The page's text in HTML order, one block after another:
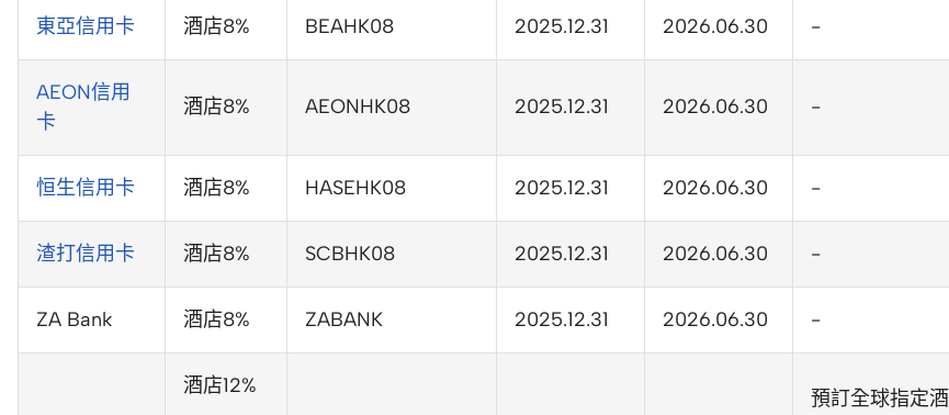
東亞信用卡 酒店8% BEAHK08 2025.12.31 2026.06.30 -
AEON信用
卡
酒店8% AEONHK08 2025.12.31 2026.06.30 -
恒生信用卡 酒店8% HASEHK08 2025.12.31 2026.06.30 -
渣打信用卡 酒店8% SCBHK08 2025.12.31 2026.06.30 -
ZA Bank 酒店8% ZABANK 2025.12.31 2026.06.30 -
酒店12%
預訂全球指定酒